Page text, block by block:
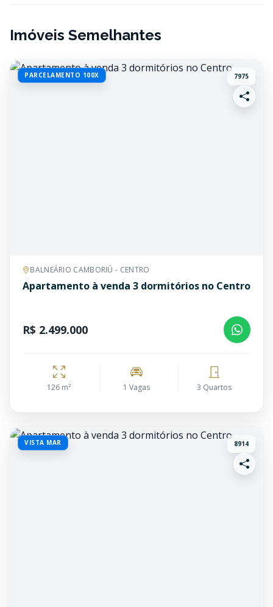
Imóveis Semelhantes
PARCELAMENTO 100X 7975
BALNEÁRIO CAMBORIÚ - CENTRO
Apartamento à venda 3 dormitórios no Centro
R$ 2.499.000
126 m² 1 Vagas 3 Quartos
VISTA MAR 8914